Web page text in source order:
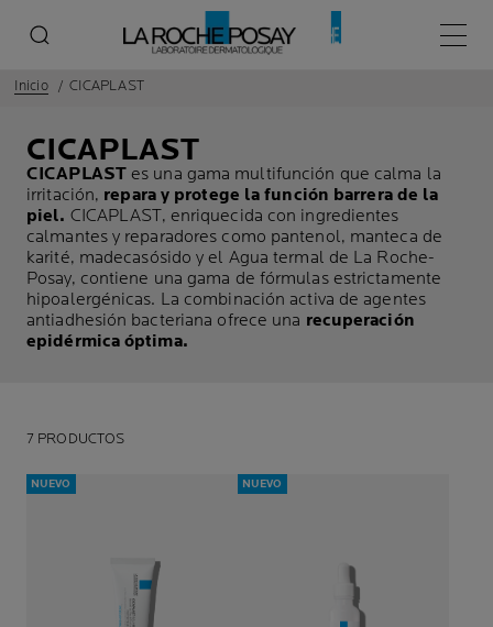
Menú
Inicio CICAPLAST
CICAPLAST
CICAPLASTes una gama multifunción que calma la
irritación, repara y protege la función barrera de la
piel. CICAPLAST, enriquecida con ingredientes
calmantes y reparadores como pantenol, manteca de
karité, madecasósido y el Agua termal de La Roche-
Posay, contiene una gama de fórmulas estrictamente
hipoalergénicas. La combinación activa de agentes
antiadhesión bacteriana ofrece una recuperación
epidérmica óptima.
7 PRODUCTOS
NUEVO NUEVO